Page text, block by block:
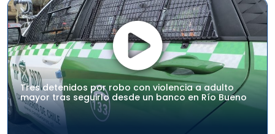
Tres detenidos por robo con violencia a adulto
mayor tras seguirlo desde un banco en Río Bueno